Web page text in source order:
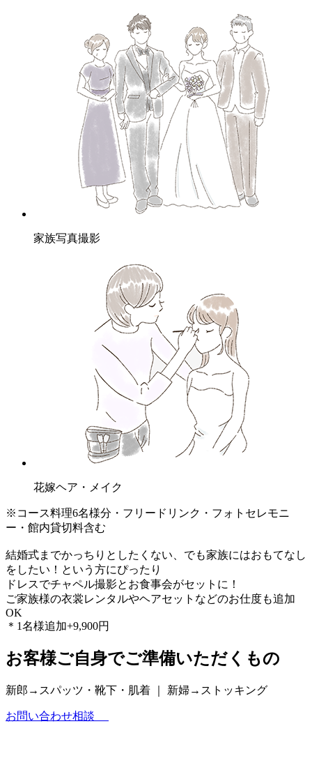
家族写真撮影
花嫁ヘア・メイク
※コース料理6名様分・フリードリンク・フォトセレモニ
ー・館内貸切料含む
結婚式までかっちりとしたくない、でも家族にはおもてなし
をしたい！という方にぴったり
ドレスでチャペル撮影とお食事会がセットに！
ご家族様の衣裳レンタルやヘアセットなどのお仕度も追加
OK
＊1名様追加+9,900円
お客様ご自身でご準備いただくもの
新郎→スパッツ・靴下・肌着 ｜ 新婦→ストッキング
お問い合わせ相談